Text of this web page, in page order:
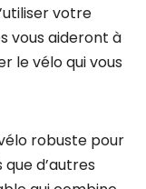
votre
vous aideront à
le vélo qui vous
robuste pour
d’autres